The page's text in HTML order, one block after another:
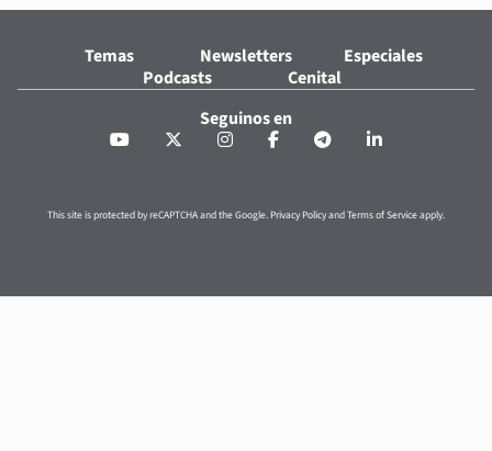
Temas Newsletters
Especiales
Podcasts
Cenital
Seguinos en
This site is protected by reCAPTCHA and the Google. Privacy PolicyandTerms of Serviceapply.